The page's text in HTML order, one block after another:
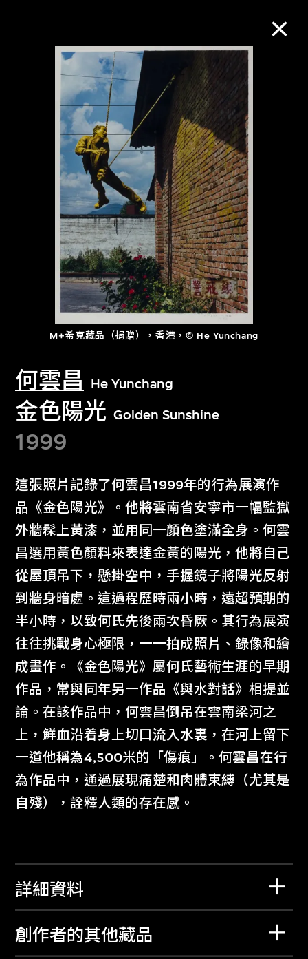
M+希克藏品（捐贈），香港，© He Yunchang
何雲昌 He Yunchang
金色陽光 Golden Sunshine
1999
這張照片記錄了何雲昌1999年的行為展演作
品《金色陽光》。他將雲南省安寧市一幅監獄
外牆髹上黃漆，並用同一顏色塗滿全身。何雲
昌選用黃色顏料來表達金黃的陽光，他將自己
從屋頂吊下，懸掛空中，手握鏡子將陽光反射
到牆身暗處。這過程歷時兩小時，遠超預期的
半小時，以致何氏先後兩次昏厥。其行為展演
往往挑戰身心極限，一一拍成照片、錄像和繪
成畫作。《金色陽光》屬何氏藝術生涯的早期
作品，常與同年另一作品《與水對話》相提並
論。在該作品中，何雲昌倒吊在雲南梁河之
上，鮮血沿着身上切口流入水裏，在河上留下
一道他稱為4,500米的「傷痕」。何雲昌在行
為作品中，通過展現痛楚和肉體束縛（尤其是
自殘），詮釋人類的存在感。
詳細資料
創作者的其他藏品
M+藏品
進一步篩選
關於M+藏品
探索世界頂級的二十及二十一世紀視覺
文化藏品。